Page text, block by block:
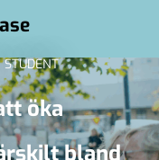
STUDENT
öka
bland